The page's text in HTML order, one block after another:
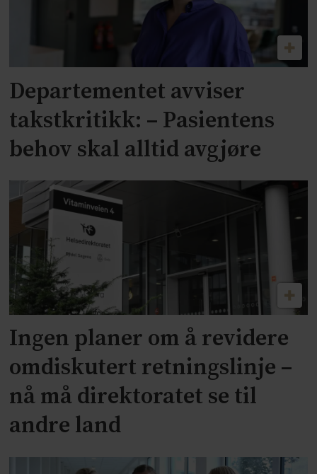
Departementet avviser
takstkritikk: – Pasientens
behov skal alltid avgjøre
Ingen planer om å revidere
omdiskutert retningslinje –
nå må direktoratet se til
andre land